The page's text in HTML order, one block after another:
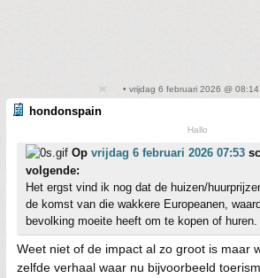
• vrijdag 6 februari 2026 @ 08:14
hondonspain
Hallo
Op vrijdag 6 februari 2026 07:53
volgende:
Het ergst vind ik nog dat de huizen/
de komst van die wakkere Europeanen,
bevolking moeite heeft om te kopen of huren.
Weet niet of de impact al zo groot is maar
zelfde verhaal waar nu bijvoorbeeld